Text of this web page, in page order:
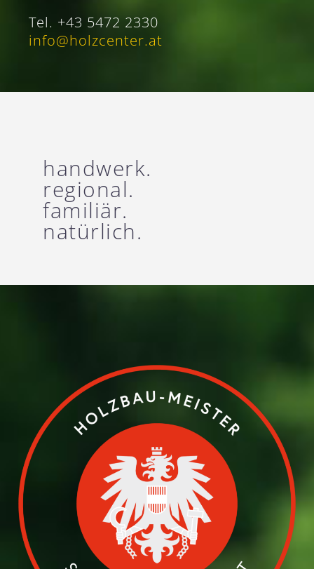
Tel. +43 5472 2330
info@holzcenter.at
handwerk.
regional.
familiär.
natürlich.